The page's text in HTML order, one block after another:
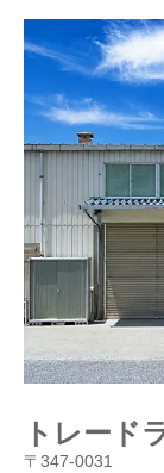
トレード
〒347-0031